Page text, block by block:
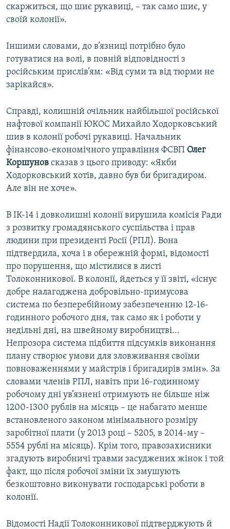
скаржиться, що шиє рукавиці, – так само шиє, у
своїй колонії».
Іншими словами, до в’язниці потрібно було
готуватися на волі, в повній відповідності з
російським прислів’ям: «Від суми та від тюрми не
зарікайся».
Справді, колишній очільник найбільшої російської
нафтової компанії ЮКОС Михайло Ходорковський
шив в колонії робочі рукавиці. Начальник
фінансово-економічного управління ФСВП Олег
Коршунов сказав з цього приводу: «Якби
Ходорковський хотів, давно був би бригадиром.
Але він не хоче».
В ІК-14 і довколишні колонії вирушила комісія Ради
з розвитку громадянського суспільства і прав
людини при президенті Росії (РПЛ). Вона
підтвердила, хоча і в обережній формі, відомості
про порушення, що містилися в листі
Толоконникової. В колонії, йдеться у її звіті, «існує
добре налагоджена добровільно-примусова
система по безперебійному забезпеченню 12-16-
годинного робочого дня, так само як і роботи у
недільні дні, на швейному виробництві...
Непрозора система підбиття підсумків виконання
плану створює умови для зловживання своїми
повноваженнями у майстрів і бригадирів змін». За
словами членів РПЛ, навіть при 16-годинному
робочому дні ув’язнені отримують не більше ніж
1200-1300 рублів на місяць – це набагато менше
встановленого законом мінімального розміру
заробітної плати (у 2013 році – 5205, в 2014-му –
5554 рублі на місяць). Крім того, правозахисники
згадують виробничі травми засуджених жінок і той
факт, що після робочої зміни їх змушують
безкоштовно виконувати господарські роботи в
колонії.
Відомості Надії Толоконникової підтверджують й